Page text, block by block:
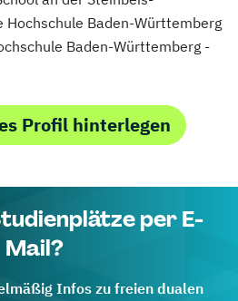
Hochschule Baden-Württemberg
Baden-Württemberg -
Profil hinterlegen
per E-
Mail?
Infos zu freien dualen